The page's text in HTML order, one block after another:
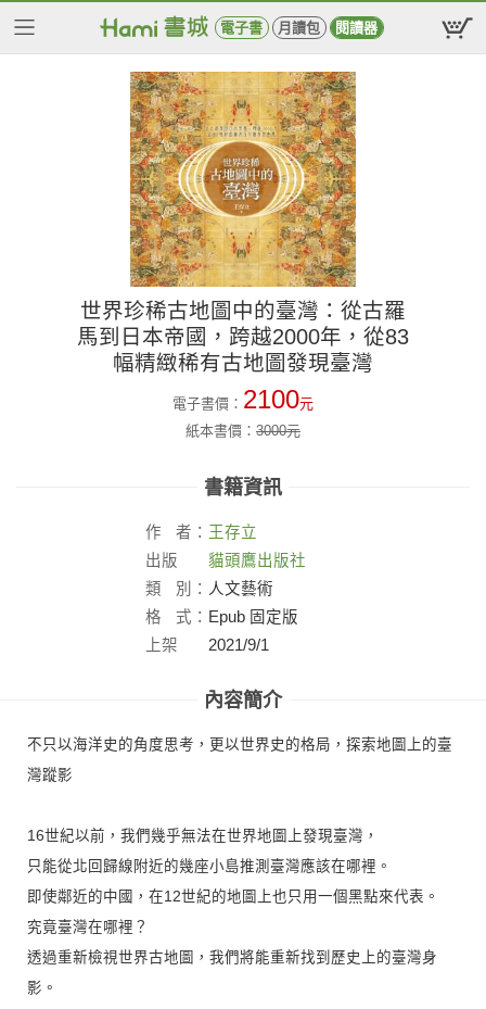
電子書 月讀包 閱讀器
世界珍稀古地圖中的臺灣：從古羅
馬到日本帝國，跨越2000年，從83
幅精緻稀有古地圖發現臺灣
電子書價： 2100元
紙本書價： 3000元
書籍資訊
作 者： 王存立
出版
社：
貓頭鷹出版社
類
別： 人文藝術
格
式： Epub 固定版
上架
2021/9/1
內容簡介
不只以海洋史的角度思考，更以世界史的格局，探索地圖上的臺
灣蹤影
16世紀以前，我們幾乎無法在世界地圖上發現臺灣，
只能從北回歸線附近的幾座小島推測臺灣應該在哪裡。
即使鄰近的中國，在12世紀的地圖上也只用一個黑點來代表。
究竟臺灣在哪裡？
透過重新檢視世界古地圖，我們將能重新找到歷史上的臺灣身
影。